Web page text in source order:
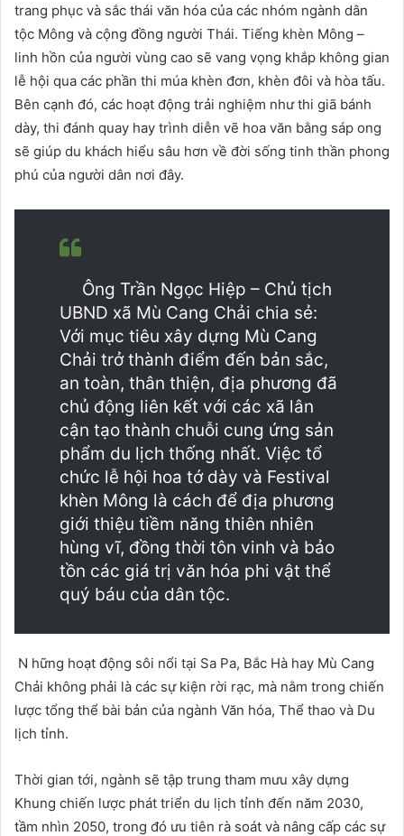
trang phục và sắc thái văn hóa của các nhóm ngành dân
tộc Mông và cộng đồng người Thái. Tiếng khèn Mông –
linh hồn của người vùng cao sẽ vang vọng khắp không gian
lễ hội qua các phần thi múa khèn đơn, khèn đôi và hòa tấu.
Bên cạnh đó, các hoạt động trải nghiệm như thi giã bánh
dày, thi đánh quay hay trình diễn vẽ hoa văn bằng sáp ong
sẽ giúp du khách hiểu sâu hơn về đời sống tinh thần phong
phú của người dân nơi đây.
Ông Trần Ngọc Hiệp – Chủ tịch
UBND xã Mù Cang Chải chia sẻ:
Với mục tiêu xây dựng Mù Cang
Chải trở thành điểm đến bản sắc,
an toàn, thân thiện, địa phương đã
chủ động liên kết với các xã lân
cận tạo thành chuỗi cung ứng sản
phẩm du lịch thống nhất. Việc tổ
chức lễ hội hoa tớ dày và Festival
khèn Mông là cách để địa phương
giới thiệu tiềm năng thiên nhiên
hùng vĩ, đồng thời tôn vinh và bảo
tồn các giá trị văn hóa phi vật thể
quý báu của dân tộc.
N hững hoạt động sôi nổi tại Sa Pa, Bắc Hà hay Mù Cang
Chải không phải là các sự kiện rời rạc, mà nằm trong chiến
lược tổng thể bài bản của ngành Văn hóa, Thể thao và Du
lịch tỉnh.
Thời gian tới, ngành sẽ tập trung tham mưu xây dựng
Khung chiến lược phát triển du lịch tỉnh đến năm 2030,
tầm nhìn 2050, trong đó ưu tiên rà soát và nâng cấp các sự